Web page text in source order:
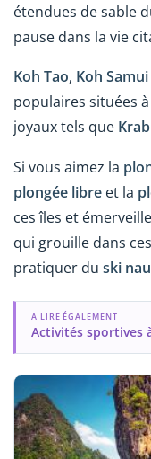
étendues de sable
pause dans la vie
Koh Tao, Koh Samui
populaires situées
joyaux tels que
Si vous aimez la
plongée libre et la
ces îles et
qui grouille dans
pratiquer du ski
A LIRE ÉGALEMENT
Activités sportives